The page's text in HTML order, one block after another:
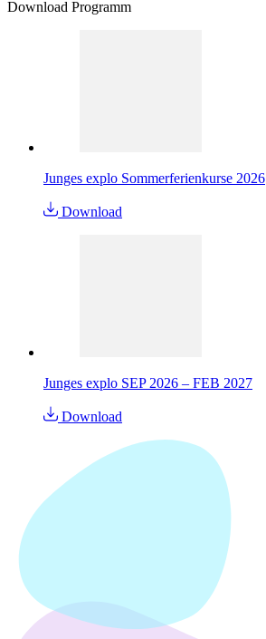
Download Programm
Junges explo Sommerferienkurse 2026
Download
Junges explo SEP 2026 – FEB 2027
Download